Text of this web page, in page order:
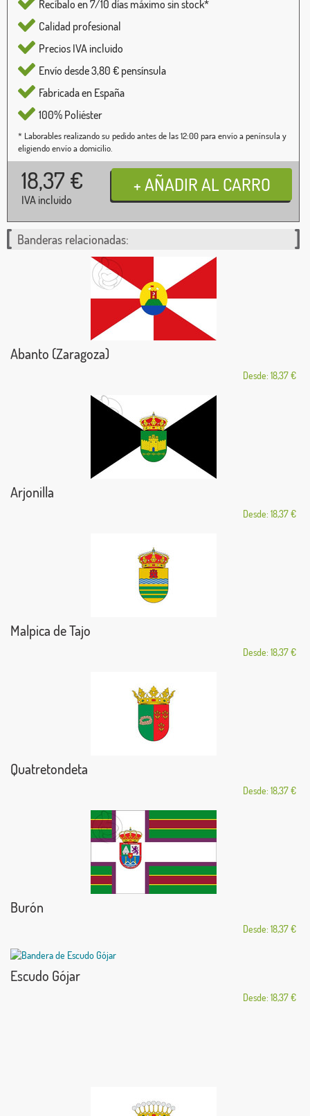
Recíbalo en 7/10 días máximo sin stock*
Calidad profesional
Precios IVA incluido
Envío desde 3,80 € pensínsula
Fabricada en España
100% Poliéster
* Laborables realizando su pedido antes de las 12:00 para envío a península y
eligiendo envío a domicilio.
18,37 €
IVA incluido
Banderas relacionadas:
Abanto (Zaragoza)
Desde: 18,37 €
Arjonilla
Desde: 18,37 €
Malpica de Tajo
Desde: 18,37 €
Quatretondeta
Desde: 18,37 €
Burón
Desde: 18,37 €
Escudo Gójar
Desde: 18,37 €